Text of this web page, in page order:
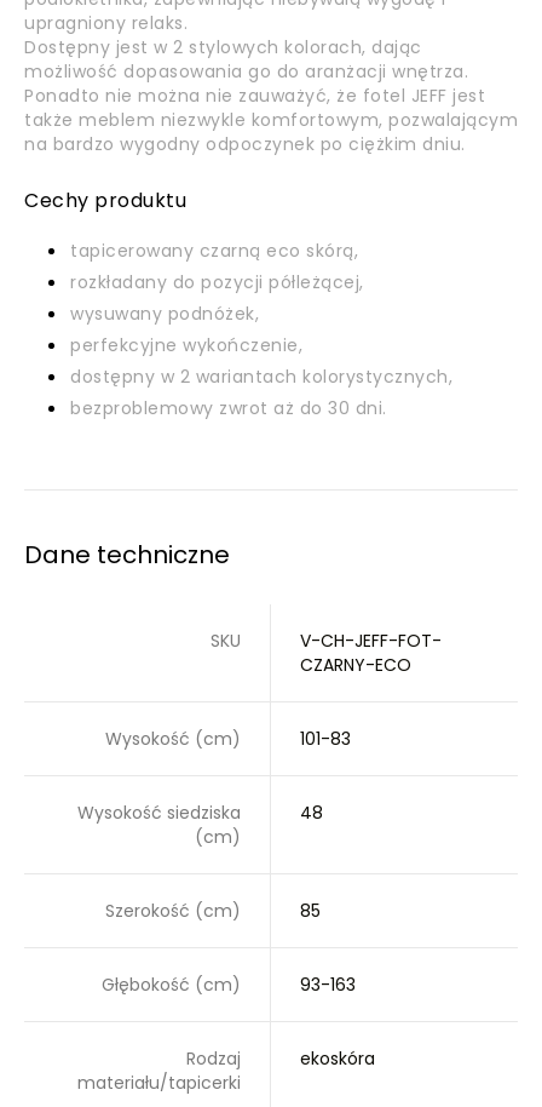
upragniony relaks.
Dostępny jest w 2 stylowych kolorach, dając
możliwość dopasowania go do aranżacji wnętrza.
Ponadto nie można nie zauważyć, że fotel JEFF jest
także meblem niezwykle komfortowym, pozwalającym
na bardzo wygodny odpoczynek po ciężkim dniu.
Cechy produktu
tapicerowany czarną eco skórą,
rozkładany do pozycji półleżącej,
wysuwany podnóżek,
perfekcyjne wykończenie,
dostępny w 2 wariantach kolorystycznych,
bezproblemowy zwrot aż do 30 dni.
Dane techniczne
SKU
V-CH-JEFF-FOT-
CZARNY-ECO
Wysokość (cm) 101-83
Wysokość siedziska
(cm)
48
Szerokość (cm) 85
Głębokość (cm) 93-163
Rodzaj
materiału/tapicerki
ekoskóra